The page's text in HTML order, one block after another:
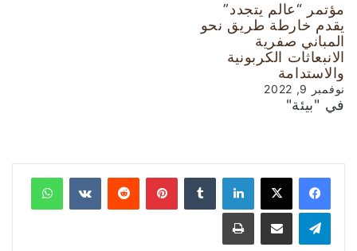
مؤتمر “عالم يتجدد”
يقدم خارطة طريق نحو
المباني صفرية
الانبعاثات الكربونية
والاستدامة
نوفمبر 9, 2022
في "بيئة"
لينكدإن بينتيريست